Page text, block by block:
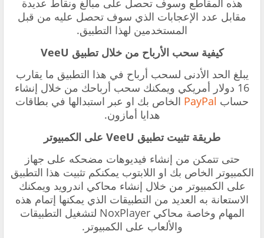
هذه المقاطع وسوف تحصل على مبالغ ونقاط عديدة
مقابل عدد الإعجابات الذي سوف تحصل عليه من قبل
المستخدمين لهذا التطبيق.
‏كيفية سحب الأرباح من خلال تطبيق VeeU
‏يبلغ الحد الأدنى لسحب أرباح في هذا التطبيق ما يقارب
16 دولار أمريكي ويمكنك سحب أرباحك من خلال إنشاء
حساب PayPal الخاص بك او عبر استبدالها في بطاقات
هدايا أمازون.
‏طريقة تثبيت تطبيق VeeU على الكمبيوتر
‏حتى تتمكن من إنشاء فيديوهات مضحكه على جهاز
الكمبيوتر الخاص بك او اللابتوب يمكنكم تثبيت هذا التطبيق
على الكمبيوتر من خلال إنشاء محاكي اندرويد ويمكنك
الاستعانة به العديد من التطبيقات الذي يمكنها إتمام هذه
المهام وخاصة محاكي
NoxPlayer لتشغيل التطبيقات
والألعاب على الكمبيوتر.